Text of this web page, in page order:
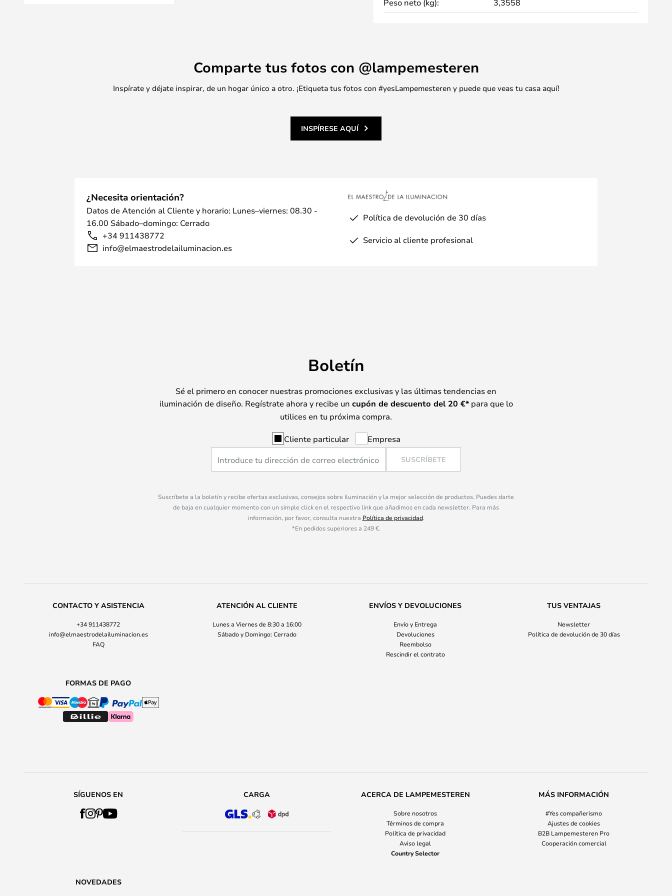
Peso neto (kg):
3,3558
Comparte tus fotos con @lampemesteren
Inspírate y déjate inspirar, de un hogar único a otro. ¡Etiqueta tus fotos con #yesLampemesteren y puede que veas tu casa aquí!
INSPÍRESE AQUÍ
¿Necesita orientación?
Datos de Atención al Cliente y horario: Lunes–viernes: 08.30 -
16.00 Sábado–domingo: Cerrado
+34 911438772
info@elmaestrodelailuminacion.es
Política de devolución de 30 días
Servicio al cliente profesional
Boletín
Sé el primero en conocer nuestras promociones exclusivas y las últimas tendencias en
iluminación de diseño. Regístrate ahora y recibe un cupón de descuento del 20 €*para que lo
utilices en tu próxima compra.
Cliente particular Empresa
SUSCRÍBETE
Suscríbete a la boletín y recibe ofertas exclusivas, consejos sobre iluminación y la mejor selección de productos. Puedes darte
de baja en cualquier momento con un simple click en el respectivo link que añadimos en cada newsletter. Para más
información, por favor, consulta nuestra Política de privacidad.
*En pedidos superiores a 249 €.
CONTACTO Y ASISTENCIA
+34 911438772
info@elmaestrodelailuminacion.es
FAQ
ATENCIÓN AL CLIENTE
Lunes a Viernes de 8:30 a 16:00
Sábado y Domingo: Cerrado
ENVÍOS Y DEVOLUCIONES
Envío y Entrega
Devoluciones
Reembolso
Rescindir el contrato
TUS VENTAJAS
Newsletter
Política de devolución de 30 días
FORMAS DE PAGO
SÍGUENOS EN CARGA ACERCA DE LAMPEMESTEREN
Sobre nosotros
Términos de compra
Política de privacidad
Aviso legal
Country Selector
MÁS INFORMACIÓN
#Yes compañerismo
Ajustes de cookies
B2B Lampemesteren Pro
Cooperación comercial
NOVEDADES